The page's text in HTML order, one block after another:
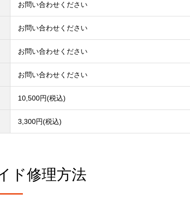
お問い合わせください
お問い合わせください
お問い合わせください
お問い合わせください
10,500円(税込)
3,300円(税込)
ド修理方法